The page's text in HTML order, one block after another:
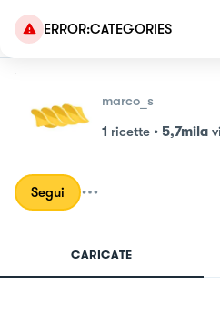
ERROR:CATEGORIES
marco_s
1 ricette • 5,7mila
Segui
CARICATE